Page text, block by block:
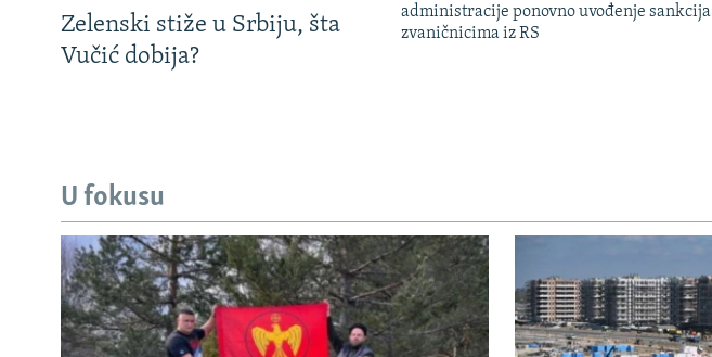
Zelenski stiže u Srbiju, šta
Vučić dobija?
administracije ponovno uvođenje sankcija
zvaničnicima iz RS
U fokusu